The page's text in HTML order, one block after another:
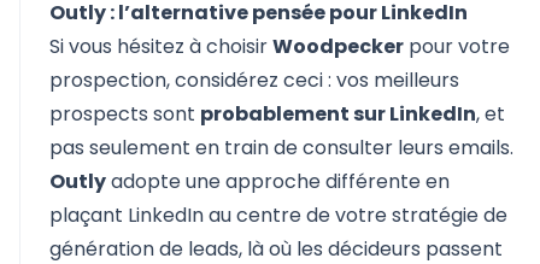
Outly : l’alternative pensée pour LinkedIn
Si vous hésitez à choisirWoodpecker pour votre
prospection, considérez ceci : vos meilleurs
prospects sont probablement sur LinkedIn, et
pas seulement en train de consulter leurs emails.
Outlyadopte une approche différente en
plaçant LinkedIn au centre de votre stratégie de
génération de leads, là où les décideurs passent